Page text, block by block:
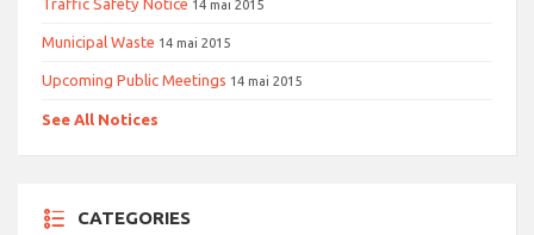
Traffic Safety Notice 14 mai 2015
Municipal Waste 14 mai 2015
Upcoming Public Meetings 14 mai 2015
See All Notices
CATEGORIES